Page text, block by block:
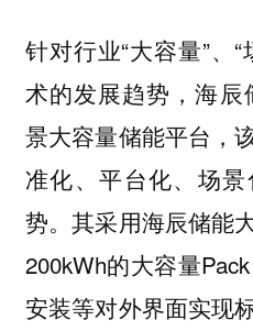
针对行业“大容量”、
术的发展趋势，海辰
景大容量储能平台，
准化、平台化、场
势。其采用海辰储能
200kWh的大容量
安装等对外界面实现